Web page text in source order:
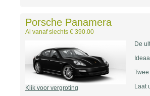
Porsche Panamera
Al vanaf slechts € 390.00
Klik voor vergroting
De
Laat